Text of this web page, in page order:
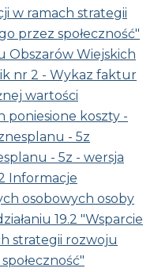
w ramach strategii
przez społeczność"
Obszarów Wiejskich
nr 2 - Wykaz faktur
wartości
koszty -
- 5z
- 5z - wersja
Informacje
osobowych osoby
19.2 "Wsparcie
strategii rozwoju